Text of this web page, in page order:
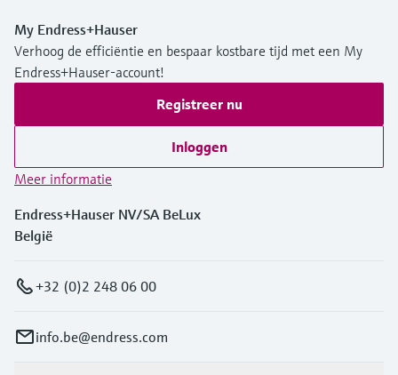
My Endress+Hauser
Verhoog de efficiëntie en bespaar kostbare tijd met een My
Endress+Hauser-account!
Registreer nu
Inloggen
Meer informatie
Endress+Hauser NV/SA BeLux
België
+32 (0)2 248 06 00
info.be@endress.com